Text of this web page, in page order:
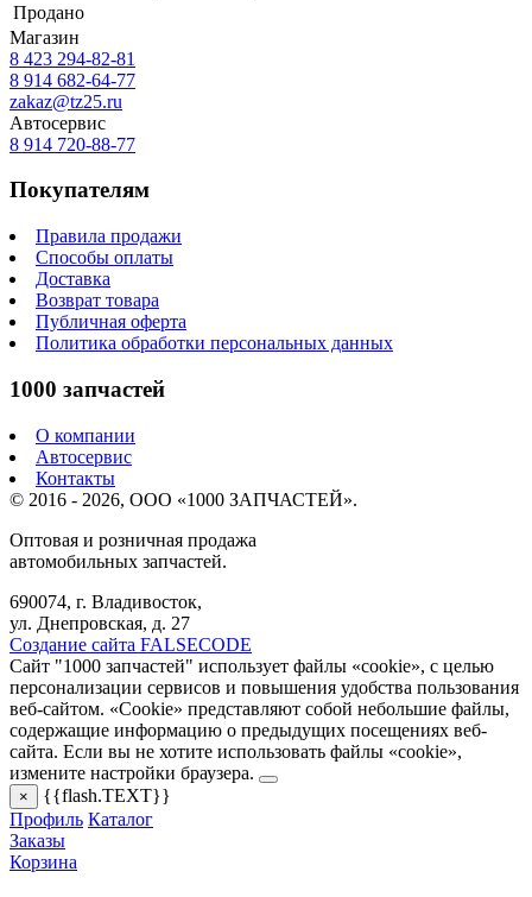
Продано
Магазин
8 423 294-82-81
8 914 682-64-77
zakaz@tz25.ru
Автосервис
8 914 720-88-77
Покупателям
Правила продажи
Способы оплаты
Доставка
Возврат товара
Публичная оферта
Политика обработки персональных данных
1000 запчастей
О компании
Автосервис
Контакты
© 2016 - 2026, ООО «1000 ЗАПЧАСТЕЙ».
Оптовая и розничная продажа
автомобильных запчастей.
690074, г. Владивосток,
ул. Днепровская, д. 27
Создание сайта FALSECODE
Сайт "1000 запчастей" использует файлы «cookie», с целью
персонализации сервисов и повышения удобства пользования
веб-сайтом. «Cookie» представляют собой небольшие файлы,
содержащие информацию о предыдущих посещениях веб-
сайта. Если вы не хотите использовать файлы «cookie»,
измените настройки браузера.
×
{{flash.TEXT}}
Профиль Каталог
Заказы
Корзина